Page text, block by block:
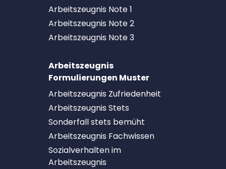
Arbeitszeugnis Note 1
Arbeitszeugnis Note 2
Arbeitszeugnis Note 3
Arbeitszeugnis
Formulierungen Muster
Arbeitszeugnis Zufriedenheit
Arbeitszeugnis Stets
Sonderfall stets bemüht
Arbeitszeugnis Fachwissen
Sozialverhalten im
Arbeitszeugnis